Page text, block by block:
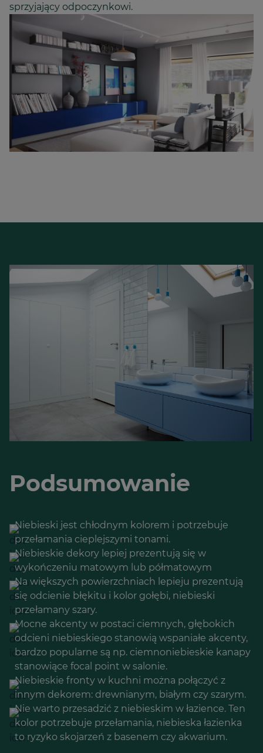
sprzyjający odpoczynkowi.
Podsumowanie
Niebieski jest chłodnym kolorem i potrzebuje
przełamania cieplejszymi tonami.
Niebieskie dekory lepiej prezentują się w
wykończeniu matowym lub półmatowym
Na większych powierzchniach lepieju prezentują
się odcienie błękitu i kolor gołębi, niebieski
przełamany szary.
Mocne akcenty w postaci ciemnych, głębokich
odcieni niebieskiego stanowią wspaniałe akcenty,
bardzo popularne są np. ciemnoniebieskie kanapy
stanowiące focal point w salonie.
Niebieskie fronty w kuchni można połączyć z
innym dekorem: drewnianym, białym czy szarym.
Nie warto przesadzić z niebieskim w łazience. Ten
kolor potrzebuje przełamania, niebieska łazienka
to ryzyko skojarzeń z basenem czy akwarium.